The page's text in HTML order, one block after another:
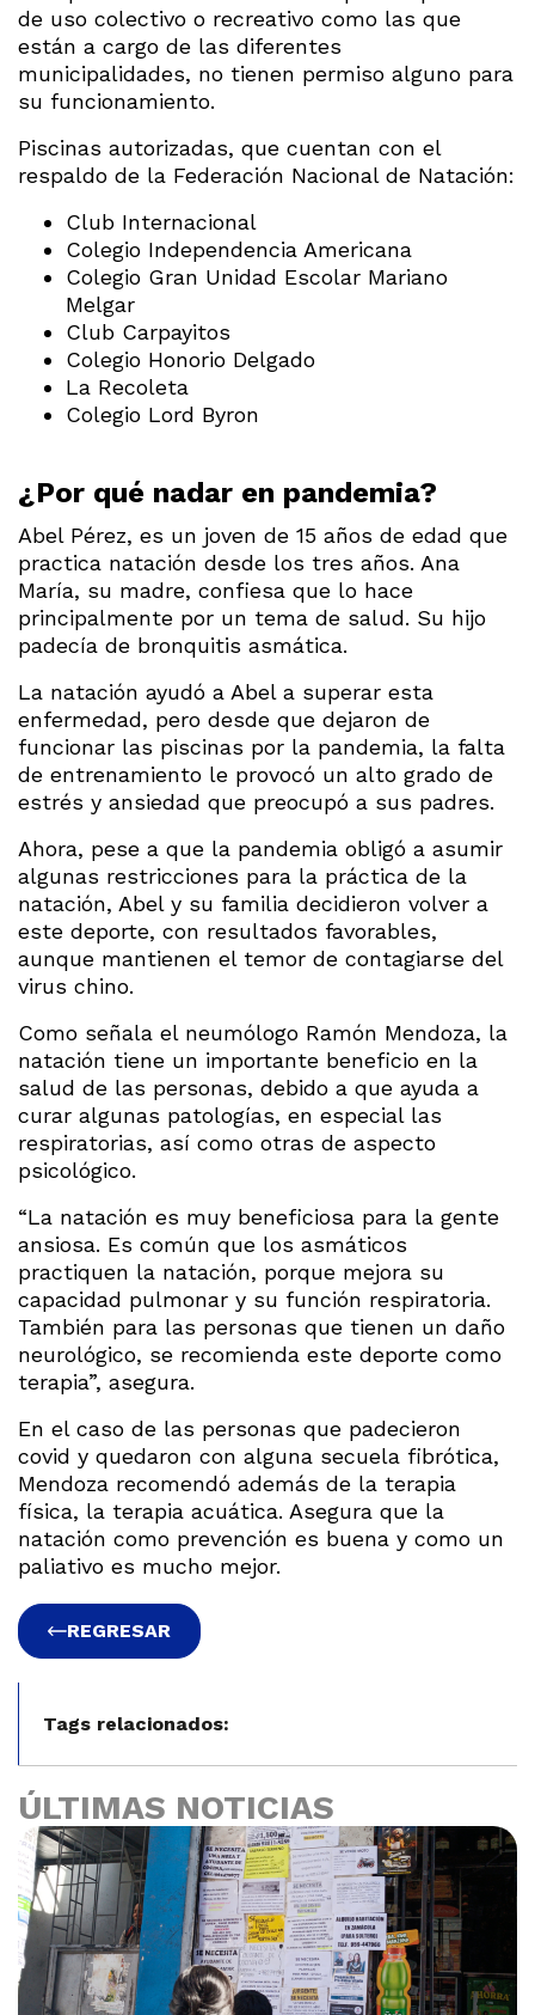
de uso colectivo o recreativo como las que
están a cargo de las diferentes
municipalidades, no tienen permiso alguno para
su funcionamiento.
Piscinas autorizadas, que cuentan con el
respaldo de la Federación Nacional de Natación:
Club Internacional
Colegio Independencia Americana
Colegio Gran Unidad Escolar Mariano
Melgar
Club Carpayitos
Colegio Honorio Delgado
La Recoleta
Colegio Lord Byron
¿Por qué nadar en pandemia?
Abel Pérez, es un joven de 15 años de edad que
practica natación desde los tres años. Ana
María, su madre, confiesa que lo hace
principalmente por un tema de salud. Su hijo
padecía de bronquitis asmática.
La natación ayudó a Abel a superar esta
enfermedad, pero desde que dejaron de
funcionar las piscinas por la pandemia, la falta
de entrenamiento le provocó un alto grado de
estrés y ansiedad que preocupó a sus padres.
Ahora, pese a que la pandemia obligó a asumir
algunas restricciones para la práctica de la
natación, Abel y su familia decidieron volver a
este deporte, con resultados favorables,
aunque mantienen el temor de contagiarse del
virus chino.
Como señala el neumólogo Ramón Mendoza, la
natación tiene un importante beneficio en la
salud de las personas, debido a que ayuda a
curar algunas patologías, en especial las
respiratorias, así como otras de aspecto
psicológico.
“La natación es muy beneficiosa para la gente
ansiosa. Es común que los asmáticos
practiquen la natación, porque mejora su
capacidad pulmonar y su función respiratoria.
También para las personas que tienen un daño
neurológico, se recomienda este deporte como
terapia”, asegura.
En el caso de las personas que padecieron
covid y quedaron con alguna secuela fibrótica,
Mendoza recomendó además de la terapia
física, la terapia acuática. Asegura que la
natación como prevención es buena y como un
paliativo es mucho mejor.
REGRESAR
Tags relacionados:
ÚLTIMAS NOTICIAS